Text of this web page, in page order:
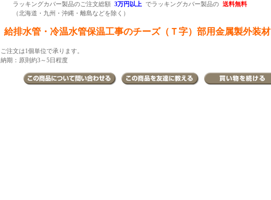
ラッキングカバー製品のご注文総額 3万円以上 でラッキングカバー製品の 送料無料
（北海道・九州・沖縄・離島などを除く）
給排水管・冷温水管保温工事のチーズ（Ｔ字）部用金属製外装材
ご注文は1個単位で承ります。
納期：原則約3～5日程度